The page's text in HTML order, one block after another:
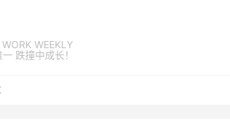
WEEKLY
跌撞中成长！